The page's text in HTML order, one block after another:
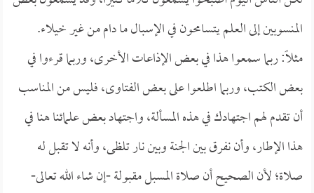
المنسوبين إلى العلم يتسامحون في الإسبال ما دام من غير خيلاء.
مثلاً: ربما سمعوا هذا في بعض الإذاعات الأخرى، وربما قرءوا في
بعض الكتب، وربما اطلعوا على بعض الفتاوى، فليس من المناسب
أن تقدم لهم اجتهادك في هذه المسألة، واجتهاد بعض علمائنا هنا في
هذا الإطار، وأن نفرق بين الجنة وبين نار تلظى، وأنه لا تقبل له
صلاة؛ لأن الصحيح أن صلاة المسبل مقبولة -إن شاء الله تعالى-